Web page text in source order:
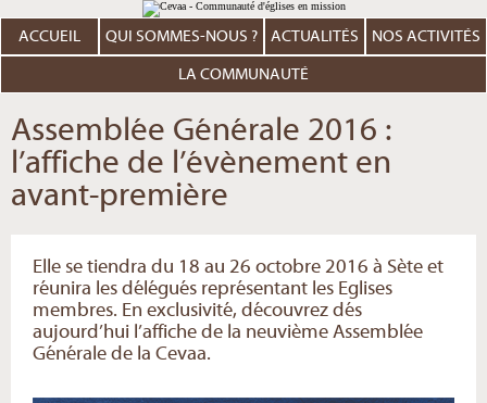
au
contenu.
Aller
personnels
ACCUEIL QUI SOMMES-NOUS ? ACTUALITÉS NOS ACTIVITÉS
LA COMMUNAUTÉ
Assemblée Générale 2016 :
l’affiche de l’évènement en
avant-première
Elle se tiendra du 18 au 26 octobre 2016 à Sète et
réunira les délégués représentant les Eglises
membres. En exclusivité, découvrez dés
aujourd’hui l’affiche de la neuvième Assemblée
Générale de la Cevaa.